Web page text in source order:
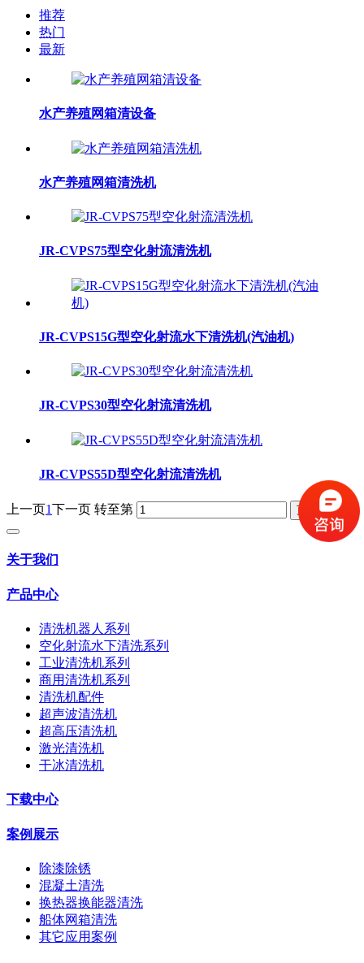
推荐
热门
最新
水产养殖网箱清设备
水产养殖网箱清洗机
JR-CVPS75型空化射流清洗机
JR-CVPS15G型空化射流水下清洗机(汽油机)
JR-CVPS30型空化射流清洗机
JR-CVPS55D型空化射流清洗机
上一页1下一页 转至第
关于我们
产品中心
清洗机器人系列
空化射流水下清洗系列
工业清洗机系列
商用清洗机系列
清洗机配件
超声波清洗机
超高压清洗机
激光清洗机
干冰清洗机
下载中心
案例展示
除漆除锈
混凝土清洗
换热器换能器清洗
船体网箱清洗
其它应用案例